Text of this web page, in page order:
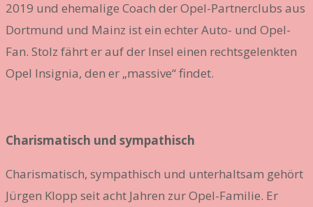
2019 und ehemalige Coach der Opel-Partnerclubs aus
Dortmund und Mainz ist ein echter Auto- und Opel-
Fan. Stolz fährt er auf der Insel einen rechtsgelenkten
Opel Insignia, den er „massive“ findet.
Charismatisch und sympathisch
Charismatisch, sympathisch und unterhaltsam gehört
Jürgen Klopp seit acht Jahren zur Opel-Familie. Er